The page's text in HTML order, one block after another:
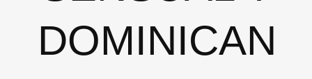
DOMINICAN